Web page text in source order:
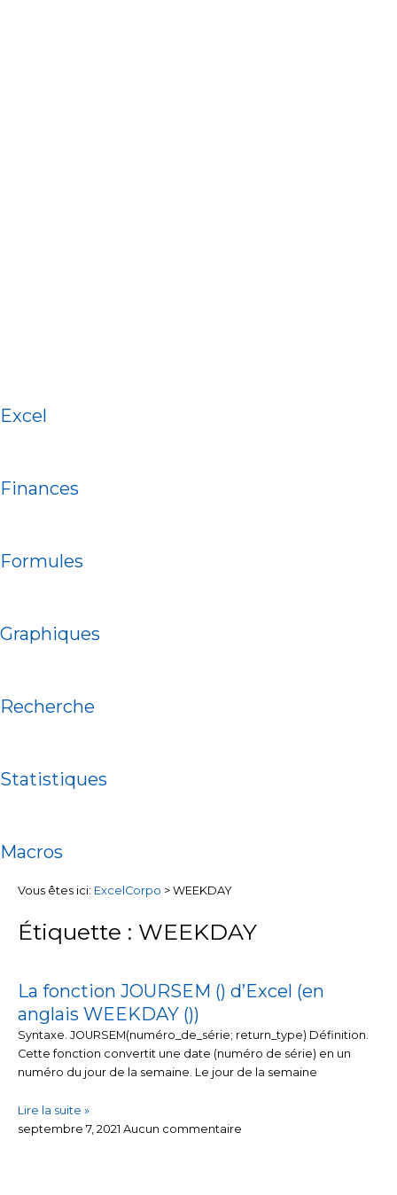
Excel
Finances
Formules
Graphiques
Recherche
Statistiques
Macros
Vous êtes ici: ExcelCorpo > WEEKDAY
Étiquette : WEEKDAY
La fonction JOURSEM () d’Excel (en
anglais WEEKDAY ())
Syntaxe. JOURSEM(numéro_de_série; return_type) Définition.
Cette fonction convertit une date (numéro de série) en un
numéro du jour de la semaine. Le jour de la semaine
Lire la suite »
septembre 7, 2021 Aucun commentaire